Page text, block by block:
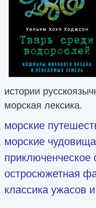
истории
морская лексика.
морские
морские чудовища
приключенческое
остросюжетная
классика ужасов